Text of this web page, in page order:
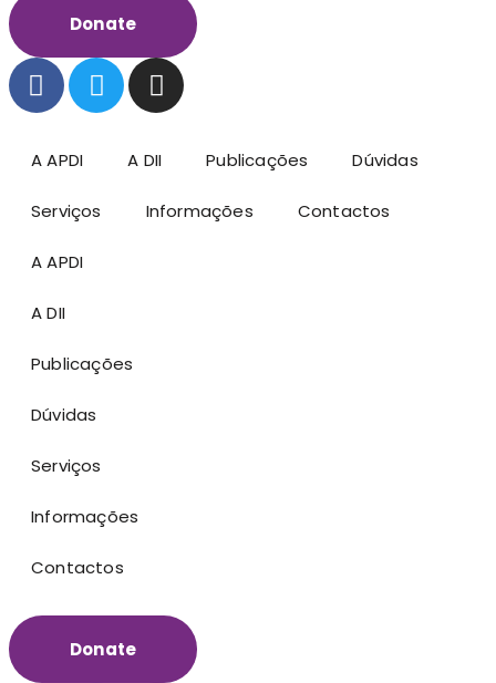
Donate
A APDI A DII Publicações Dúvidas
Serviços Informações Contactos
A APDI
A DII
Publicações
Dúvidas
Serviços
Informações
Contactos
Donate